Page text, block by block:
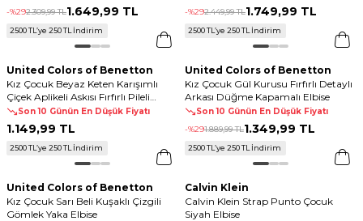
-%292.309,99 TL1.649,99 TL
2500 TL’ye 250 TL İndirim
-%292.449,99 TL1.749,99 TL
2500 TL’ye 250 TL İndirim
United Colors of Benetton
Kız Çocuk Beyaz Keten Karışımlı
Çiçek Aplikeli Askısı Fırfırlı Pileli
ElbiseSon 10 Günün En Düşük Fiyatı
1.149,99 TL
2500 TL’ye 250 TL İndirim
United Colors of Benetton
Kız Çocuk Gül Kurusu Fırfırlı Detaylı
Arkası Düğme Kapamalı Elbise
Son 10 Günün En Düşük Fiyatı
-%291.889,99 TL1.349,99 TL
2500 TL’ye 250 TL İndirim
United Colors of Benetton
Kız Çocuk Sarı Beli Kuşaklı Çizgili
Gömlek Yaka Elbise
Calvin Klein
Calvin Klein Strap Punto Çocuk
Siyah Elbise